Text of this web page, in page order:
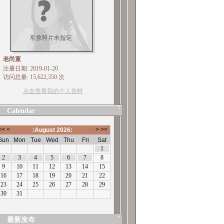
老尚童
注册日期: 2019-01-20
访问总量: 15,622,350 次
点击查看我的个人资料
Calendar
最新发布